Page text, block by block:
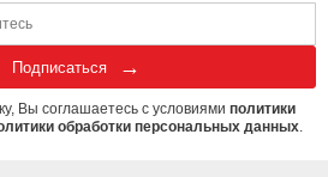
Подписаться
Вы соглашаетесь с условиями политики
обработки персональных данных.